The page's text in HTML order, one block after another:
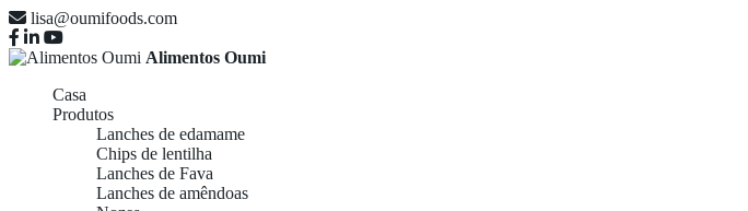
lisa@oumifoods.com
Alimentos Oumi
Casa
Produtos
Lanches de edamame
Chips de lentilha
Lanches de Fava
Lanches de amêndoas